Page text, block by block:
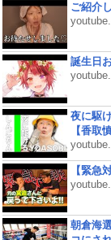
ご紹介
誕生日
夜に駆
【香取
【緊急
朝倉海